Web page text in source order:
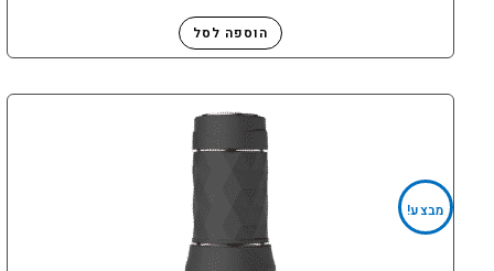
הוספה לסל
מבצע!